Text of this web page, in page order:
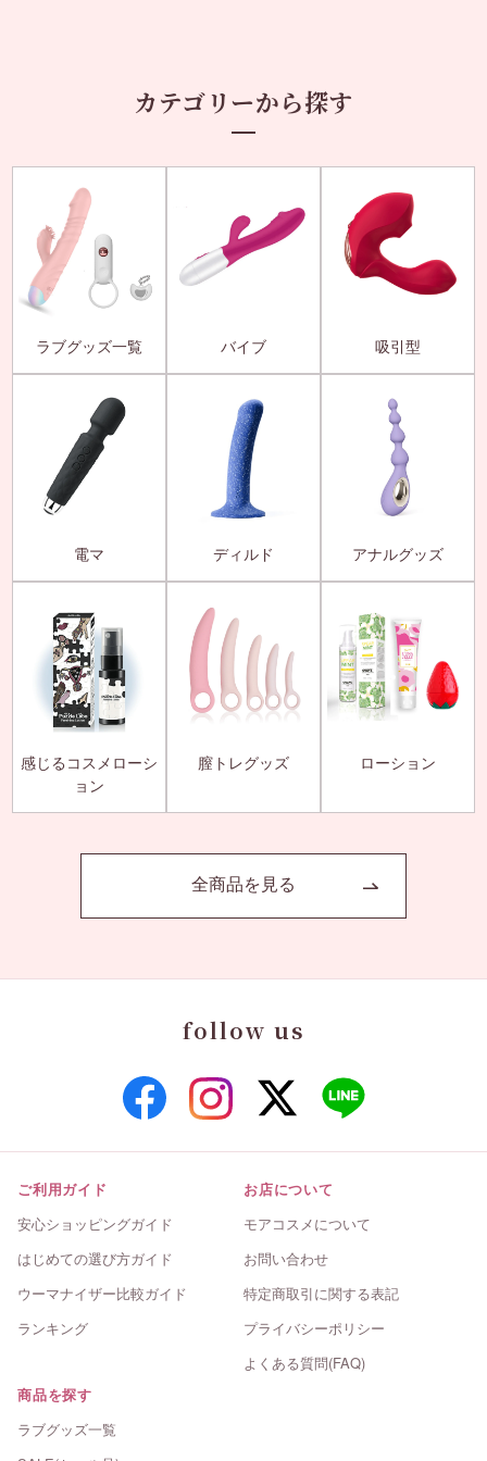
カテゴリーから探す
ラブグッズ一覧 バイブ 吸引型
電マ ディルド アナルグッズ
感じるコスメローシ
ョン
膣トレグッズ ローション
全商品を見る
follow us
ご利用ガイド
安心ショッピングガイド
はじめての選び方ガイド
ウーマナイザー比較ガイド
ランキング
お店について
モアコスメについて
お問い合わせ
特定商取引に関する表記
プライバシーポリシー
よくある質問(FAQ)
商品を探す
ラブグッズ一覧